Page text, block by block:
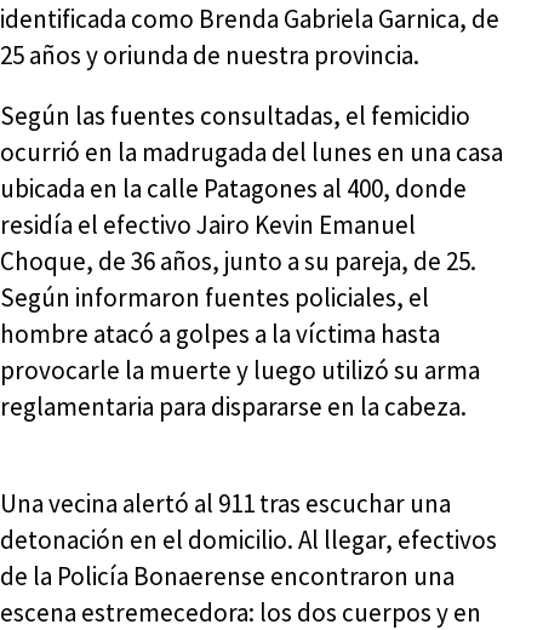
identificada como Brenda Gabriela Garnica, de
25 años y oriunda de nuestra provincia.
Según las fuentes consultadas, el femicidio
ocurrió en la madrugada del lunes en una casa
ubicada en la calle Patagones al 400, donde
residía el efectivo Jairo Kevin Emanuel
Choque, de 36 años, junto a su pareja, de 25.
Según informaron fuentes policiales, el
hombre atacó a golpes a la víctima hasta
provocarle la muerte y luego utilizó su arma
reglamentaria para dispararse en la cabeza.
Una vecina alertó al 911 tras escuchar una
detonación en el domicilio. Al llegar, efectivos
de la Policía Bonaerense encontraron una
escena estremecedora: los dos cuerpos y en